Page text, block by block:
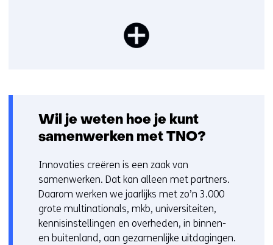
Wil je weten hoe je kunt
samenwerken met TNO?
Innovaties creëren is een zaak van
samenwerken. Dat kan alleen met partners.
Daarom werken we jaarlijks met zo’n 3.000
grote multinationals, mkb, universiteiten,
kennisinstellingen en overheden, in binnen-
en buitenland, aan gezamenlijke uitdagingen.